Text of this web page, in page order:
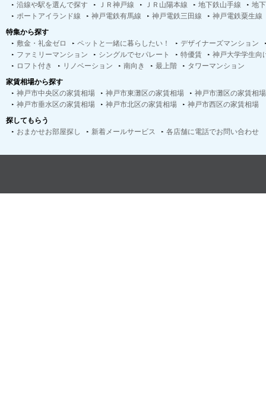
沿線や駅を選んで探す
ＪＲ神戸線 ＪＲ山陽本線 地下鉄山手線
地
ポートアイランド線
神戸電鉄有馬線 神戸電鉄三田線
神戸電鉄粟生線
特集から探す
敷金・礼金ゼロ
ペットと一緒に暮らしたい！
デザイナーズマンション
ファミリーマンション
シングルでセパレート 特優賃
神戸大学学生向
ロフト付き
リノベーション 南向き 最上階
タワーマンション
家賃相場から探す
神戸市中央区の家賃相場
神戸市東灘区の家賃相場
神戸市灘区の家賃相場
神戸市垂水区の家賃相場
神戸市北区の家賃相場
神戸市西区の家賃相場
探してもらう
おまかせお部屋探し
新着メールサービス 各店舗に電話でお問い合わせ